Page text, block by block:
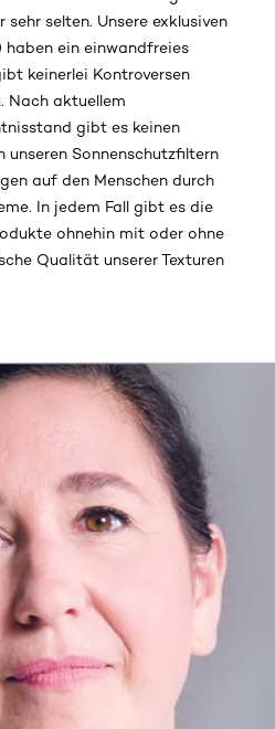
selten. Unsere exklusiven
haben ein einwandfreies
keinerlei Kontroversen
Nach aktuellem
gibt es keinen
unseren Sonnenschutzfiltern
auf den Menschen durch
In jedem Fall gibt es die
ohnehin mit oder ohne
Qualität unserer Texturen